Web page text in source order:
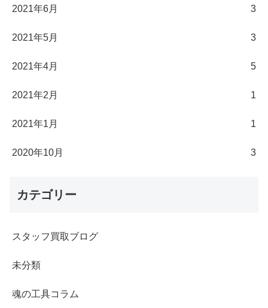
2021年6月 3
2021年5月 3
2021年4月 5
2021年2月 1
2021年1月 1
2020年10月 3
カテゴリー
スタッフ買取ブログ
未分類
魂の工具コラム